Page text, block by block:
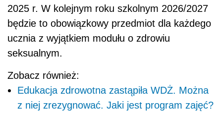
2025 r. W kolejnym roku szkolnym 2026/2027
będzie to obowiązkowy przedmiot dla każdego
ucznia z wyjątkiem modułu o zdrowiu
seksualnym.
Zobacz również:
Edukacja zdrowotna zastąpiła WDŻ. Można
z niej zrezygnować. Jaki jest program zajęć?